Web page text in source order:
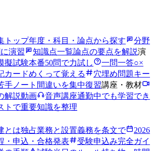
トップ年度・科目・論点から探す
分野
演習 知識点一覧論点の要点を解説演
擬試験本番50問で力試し 一問一答○×
カードめくって覚える 穴埋め問題キー
手ノート 間違いを集中復習講座・教材
解説動画 音声講座通勤中でも学習でき
トで重要知識を整理
とは独占業務と設置義務を条文で
2026
・申込・合格発表
受験申込み完全ガイ